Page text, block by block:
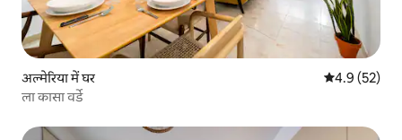
अल्मेरिया में घर औसत रेटिंग 5
4.9 (52)
ला कासा वर्डे